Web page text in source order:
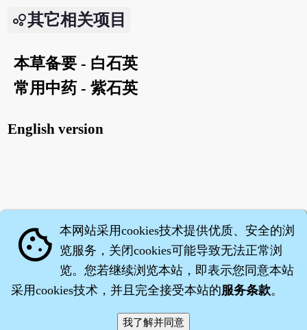
其它相关项目
本草备要 - 白石英
常用中药 - 紫石英
English version
·沈药子©2008～2026
cookie 本网站采用cookies技术提供优质、安全的浏
览服务，关闭cookies可能导致无法正常浏
览。您若继续浏览本站，即表示您同意本站
采用cookies技术，并且完全接受本站的服务条款。